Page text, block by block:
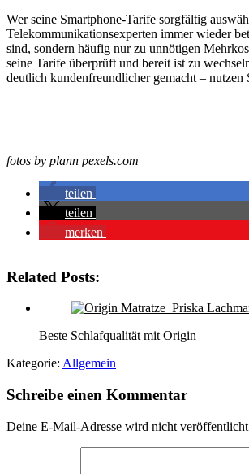
Wer seine Smartphone-Tarife sorgfältig
Telekommunikationsexperten immer wieder
sind, sondern häufig nur zu unnötigen
seine Tarife überprüft und bereit ist zu
deutlich kundenfreundlicher gemacht –
fotos by plann pexels.com
teilen
teilen
merken
Related Posts:
Beste Schlafqualität mit Origin
Kategorie: Allgemein
Schreibe einen Kommentar
Deine E-Mail-Adresse wird nicht